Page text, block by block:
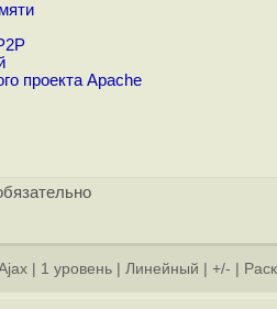
проекта Apache
1 уровень Линейный +/-